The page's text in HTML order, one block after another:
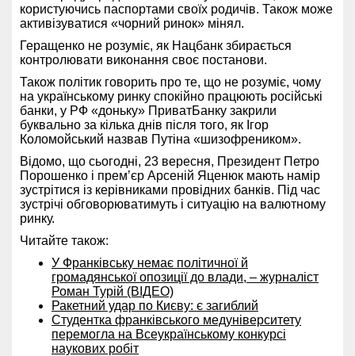
користуючись паспортами своїх родичів. Також може
активізуватися «чорний ринок» мінял.
Геращенко не розуміє, як Нацбанк збирається
контролювати виконання своє постанови.
Також політик говорить про те, що не розуміє, чому
на українському ринку спокійно працюють російські
банки, у РФ «доньку» ПриватБанку закрили
буквально за кілька днів після того, як Ігор
Коломойський назвав Путіна «шизофреником».
Відомо, що сьогодні, 23 вересня, Президент Петро
Порошенко і прем’єр Арсеній Яценюк мають намір
зустрітися із керівниками провідних банків. Під час
зустрічі обговорюватимуть і ситуацію на валютному
ринку.
Читайте також:
У Франківську немає політичної й
громадянської опозиції до влади, – журналіст
Роман Турій (ВІДЕО)
Ракетний удар по Києву: є загиблий
Студентка франківського медуніверситету
перемогла на Всеукраїнському конкурсі
наукових робіт